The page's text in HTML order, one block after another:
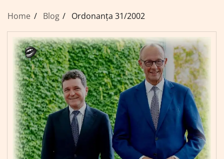
Home Blog Ordonanța 31/2002